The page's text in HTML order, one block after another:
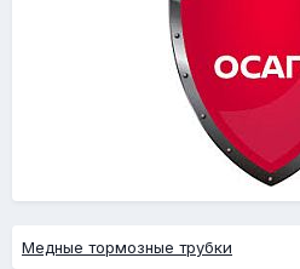
Медные тормозные трубки